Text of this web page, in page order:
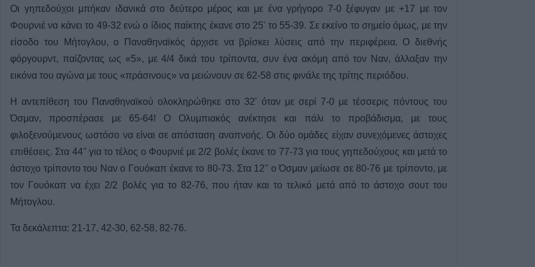
Οι γηπεδούχοι μπήκαν ιδανικά στο δεύτερο μέρος και με ένα γρήγορο 7-0 ξέφυγαν με +17 με τον
Φουρνιέ να κάνει το 49-32 ενώ ο ίδιος παίκτης έκανε στο 25' το 55-39. Σε εκείνο το σημείο όμως, με την
είσοδο του Μήτογλου, ο Παναθηναϊκός άρχισε να βρίσκει λύσεις από την περιφέρεια. Ο διεθνής
φόργουρντ, παίζοντας ως «5», με 4/4 δικά του τρίποντα, συν ένα ακόμη από τον Ναν, άλλαξαν την
εικόνα του αγώνα με τους «πράσινους» να μειώνουν σε 62-58 στις φινάλε της τρίτης περιόδου.
Η αντεπίθεση του Παναθηναϊκού ολοκληρώθηκε στο 32' όταν με σερί 7-0 με τέσσερις πόντους του
Όσμαν, προσπέρασε με 65-64! Ο Ολυμπιακός ανέκτησε και πάλι το προβάδισμα, με τους
φιλοξενούμενους ωστόσο να είναι σε απόσταση αναπνοής. Οι δύο ομάδες είχαν συνεχόμενες άστοχες
επιθέσεις. Στα 44'' για το τέλος ο Φουρνιέ με 2/2 βολές έκανε το 77-73 για τους γηπεδούχους και μετά το
άστοχο τρίποντο του Ναν ο Γουόκαπ έκανε το 80-73. Στα 12'' ο Όσμαν μείωσε σε 80-76 με τρίποντο, με
τον Γουόκαπ να έχει 2/2 βολές για το 82-76, που ήταν και το τελικό μετά από το άστοχο σουτ του
Μήτογλου.
Τα δεκάλεπτα: 21-17, 42-30, 62-58, 82-76.